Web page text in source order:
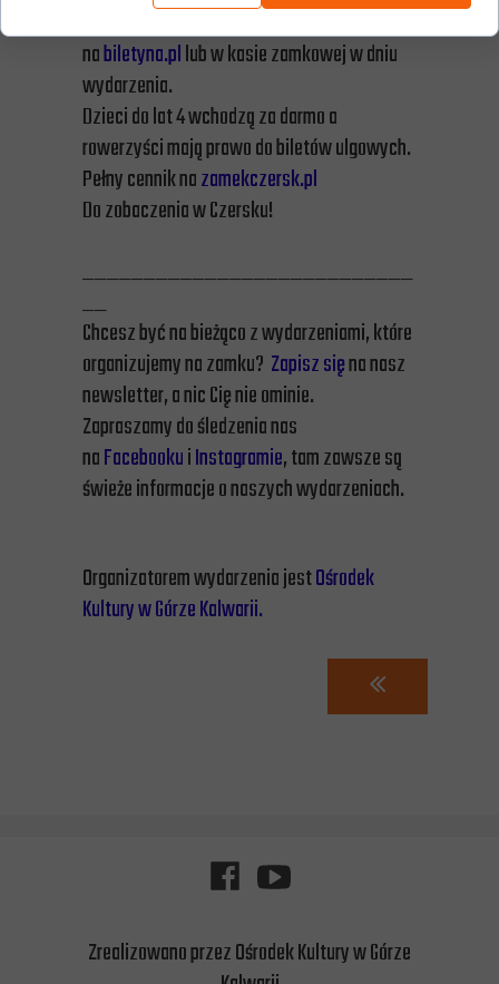
nabiletyna.pllub w kasie zamkowej w dniu
wydarzenia.
Dzieci do lat 4 wchodzą za darmo a
rowerzyści mają prawo do biletów ulgowych.
Pełny cennik nazamekczersk.pl
Do zobaczenia w Czersku!
___________________________
__
Chcesz być na bieżąco z wydarzeniami, które
organizujemy na zamku? Zapisz sięna nasz
newsletter, a nic Cię nie ominie.
Zapraszamy do śledzenia nas
naFacebookuiInstagramie, tam zawsze są
świeże informacje o naszych wydarzeniach.
Organizatorem wydarzenia jestOśrodek
Kultury w Górze Kalwarii.
Zrealizowano przez Ośrodek Kultury w Górze